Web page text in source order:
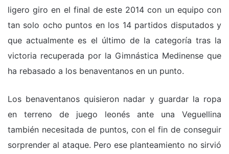
ligero giro en el final de este 2014 con un equipo con
tan solo ocho puntos en los 14 partidos disputados y
que actualmente es el último de la categoría tras la
victoria recuperada por la Gimnástica Medinense que
ha rebasado a los benaventanos en un punto.
Los benaventanos quisieron nadar y guardar la ropa
en terreno de juego leonés ante una Veguellina
también necesitada de puntos, con el fin de conseguir
sorprender al ataque. Pero ese planteamiento no sirvió